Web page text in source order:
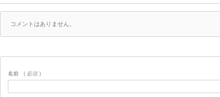
コメントはありません。
名前 ( 必須 )